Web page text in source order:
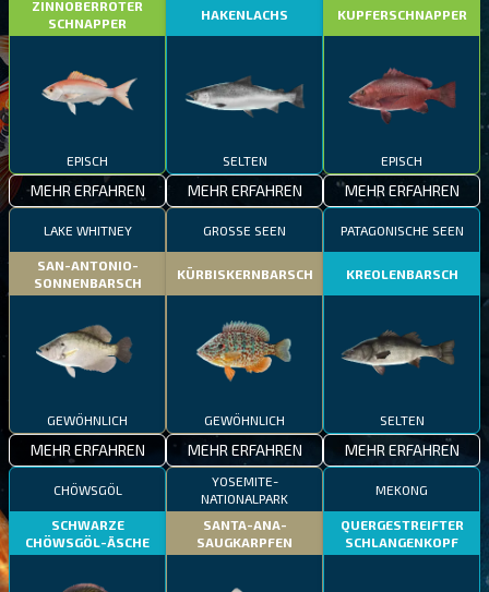
ZINNOBERROTER
SCHNAPPER
EPISCH
MEHR ERFAHREN
HAKENLACHS
SELTEN
MEHR ERFAHREN
KUPFERSCHNAPPER
EPISCH
MEHR ERFAHREN
LAKE WHITNEY
SAN-ANTONIO-
SONNENBARSCH
GEWÖHNLICH
MEHR ERFAHREN
GROSSE SEEN
KÜRBISKERNBARSCH
GEWÖHNLICH
MEHR ERFAHREN
PATAGONISCHE SEEN
KREOLENBARSCH
SELTEN
MEHR ERFAHREN
CHÖWSGÖL
SCHWARZE
CHÖWSGÖL-ÄSCHE
YOSEMITE-
NATIONALPARK
SANTA-ANA-
SAUGKARPFEN
MEKONG
QUERGESTREIFTER
SCHLANGENKOPF